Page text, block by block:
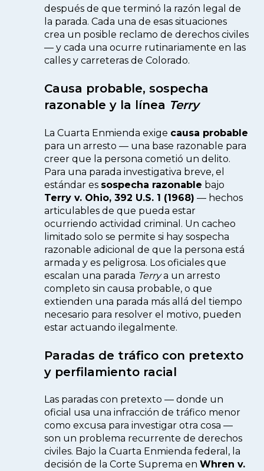
después de que terminó la razón legal de
la parada. Cada una de esas situaciones
crea un posible reclamo de derechos civiles
— y cada una ocurre rutinariamente en las
calles y carreteras de Colorado.
Causa probable, sospecha
razonable y la línea Terry
La Cuarta Enmienda exige causa probable
para un arresto — una base razonable para
creer que la persona cometió un delito.
Para una parada investigativa breve, el
estándar es sospecha razonable bajo
Terry v. Ohio, 392 U.S. 1 (1968) — hechos
articulables de que pueda estar
ocurriendo actividad criminal. Un cacheo
limitado solo se permite si hay sospecha
razonable adicional de que la persona está
armada y es peligrosa. Los oficiales que
escalan una parada Terrya un arresto
completo sin causa probable, o que
extienden una parada más allá del tiempo
necesario para resolver el motivo, pueden
estar actuando ilegalmente.
Paradas de tráfico con pretexto
y perfilamiento racial
Las paradas con pretexto — donde un
oficial usa una infracción de tráfico menor
como excusa para investigar otra cosa —
son un problema recurrente de derechos
civiles. Bajo la Cuarta Enmienda federal, la
decisión de la Corte Suprema en Whren v.